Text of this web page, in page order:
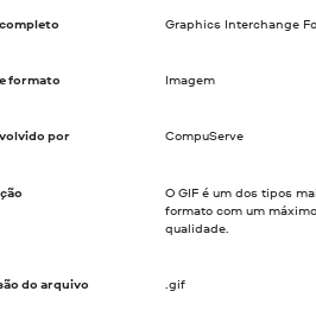
Graphics Interchange
formato Imagem
por CompuServe
O GIF é um dos tipos
formato com um
qualidade.
do arquivo .gif